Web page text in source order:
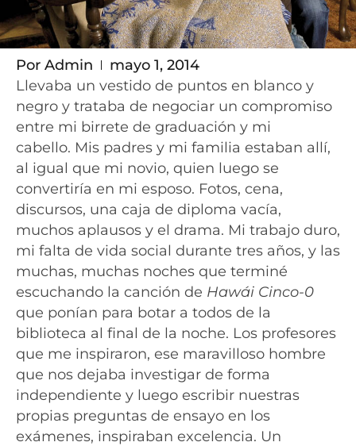
Por Admin
mayo 1, 2014
Llevaba un vestido de puntos en blanco y
negro y trataba de negociar un compromiso
entre mi birrete de graduación y mi
cabello. Mis padres y mi familia estaban allí,
al igual que mi novio, quien luego se
convertiría en mi esposo. Fotos, cena,
discursos, una caja de diploma vacía,
muchos aplausos y el drama. Mi trabajo duro,
mi falta de vida social durante tres años, y las
muchas, muchas noches que terminé
escuchando la canción de Hawái Cinco-0
que ponían para botar a todos de la
biblioteca al final de la noche. Los profesores
que me inspiraron, ese maravilloso hombre
que nos dejaba investigar de forma
independiente y luego escribir nuestras
propias preguntas de ensayo en los
exámenes, inspiraban excelencia. Un